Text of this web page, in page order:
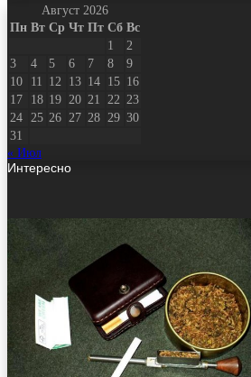
Август 2026
Пн Вт Ср Чт Пт Сб Вс
1
2
3
4 5 6 7 8
9
10
11 12 13 14 15 16
17
18 19 20 21 22 23
24
25 26 27 28 29 30
31
« Июл
Интересно